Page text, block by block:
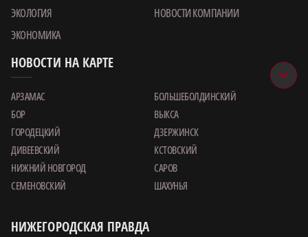
ЭКОЛОГИЯ
НОВОСТИ КОМПАНИИ
ЭКОНОМИКА
НОВОСТИ НА КАРТЕ
АРЗАМАС
БОЛЬШЕБОЛДИНСКИЙ
БОР
ВЫКСА
ГОРОДЕЦКИЙ
ДЗЕРЖИНСК
ДИВЕЕВСКИЙ
КСТОВСКИЙ
НИЖНИЙ НОВГОРОД
САРОВ
СЕМЕНОВСКИЙ
ШАХУНЬЯ
НИЖЕГОРОДСКАЯ ПРАВДА